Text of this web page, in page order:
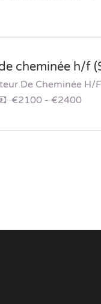
cheminée h/f
De Cheminée H/f
€2100 - €2400